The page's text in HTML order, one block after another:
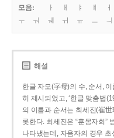
모음:
ㅏ ㅐ ㅑ ㅒ ㅓ
ㅜ
ㅝ ㅞ ㅟ ㅠ ㅡ ㅢ
해설
한글 자모(字母)의 수, 순서,
히 제시되었고, ‘한글 맞춤법
의 이름과 순서는 최세진(崔世
롯한다. 최세진은 “훈몽자회”
나타냈는데, 자음자의 경우 초